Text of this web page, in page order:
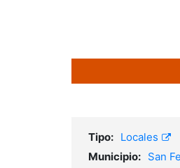
Tipo: Locales
Municipio: San